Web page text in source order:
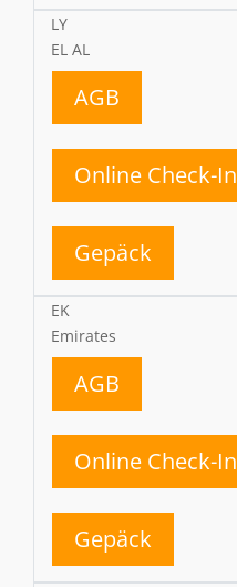
LY
EL AL
AGB
Online Check-In
Gepäck
EK
Emirates
AGB
Online Check-In
Gepäck